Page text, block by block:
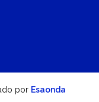
por Esaonda